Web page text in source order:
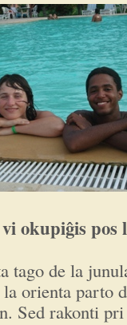
okupiĝis pos
tago de la
orienta parto
Sed rakonti